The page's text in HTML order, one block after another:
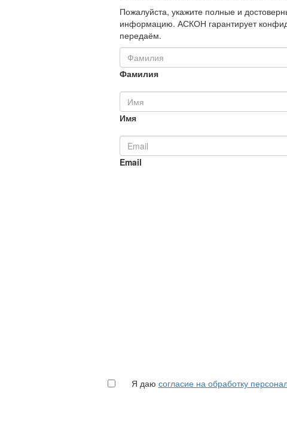
Пожалуйста, укажите полные и
информацию. АСКОН гарантирует
передаём.
Фамилия
Имя
Email
Я даю согласие на обработку